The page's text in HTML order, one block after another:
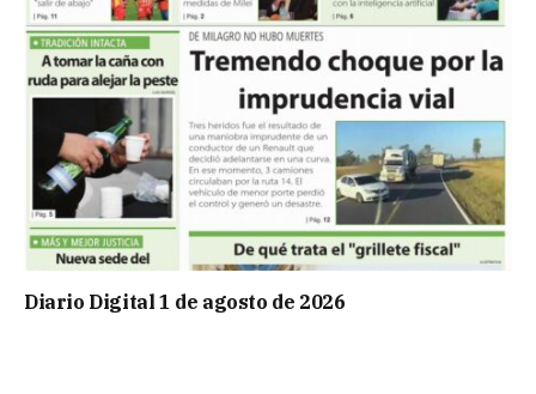
Diario Digital 1 de agosto de 2026